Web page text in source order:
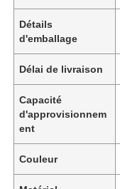
Détails
d'emballage
Délai de livraison
Capacité
d'approvisionnem
ent
Couleur